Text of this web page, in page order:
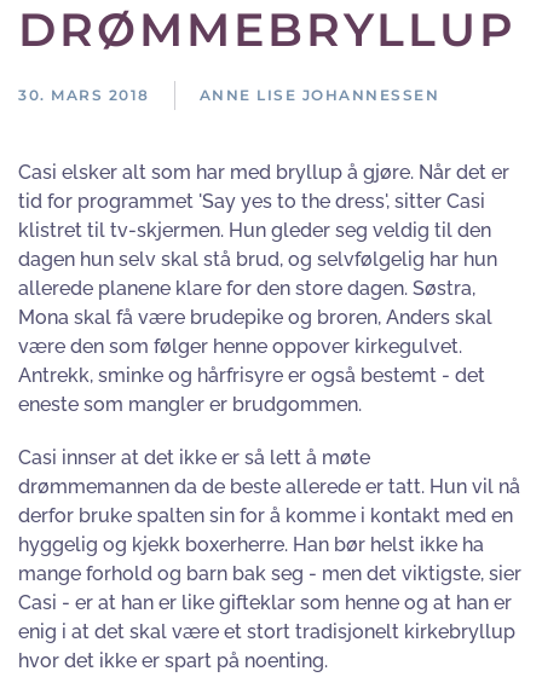
DRØMMEBRYLLUP
30. MARS 2018 ANNE LISE JOHANNESSEN
Casi elsker alt som har med bryllup å gjøre. Når det er
tid for programmet 'Say yes to the dress', sitter Casi
klistret til tv-skjermen. Hun gleder seg veldig til den
dagen hun selv skal stå brud, og selvfølgelig har hun
allerede planene klare for den store dagen. Søstra,
Mona skal få være brudepike og broren, Anders skal
være den som følger henne oppover kirkegulvet.
Antrekk, sminke og hårfrisyre er også bestemt - det
eneste som mangler er brudgommen.
Casi innser at det ikke er så lett å møte
drømmemannen da de beste allerede er tatt. Hun vil nå
derfor bruke spalten sin for å komme i kontakt med en
hyggelig og kjekk boxerherre. Han bør helst ikke ha
mange forhold og barn bak seg - men det viktigste, sier
Casi - er at han er like gifteklar som henne og at han er
enig i at det skal være et stort tradisjonelt kirkebryllup
hvor det ikke er spart på noenting.